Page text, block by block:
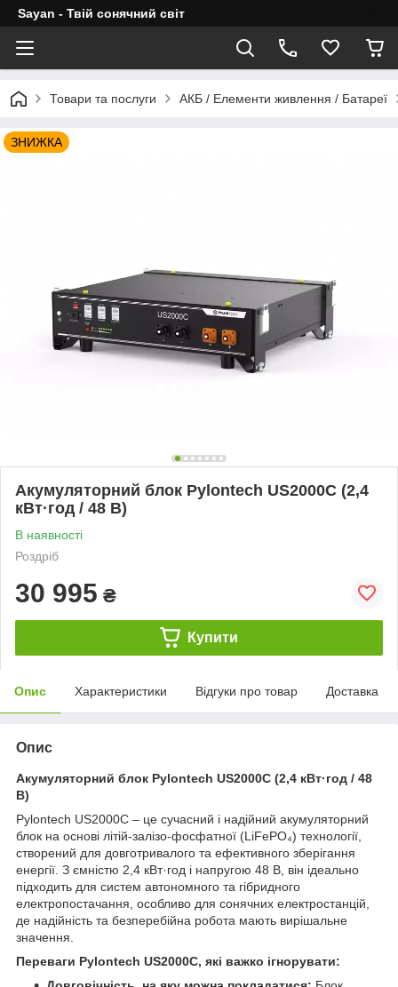
Sayan - Твій сонячний світ
Товари та послуги АКБ / Елементи живлення / Батареї
ЗНИЖКА
Акумуляторний блок Pylontech US2000C (2,4
кВт·год / 48 В)
В наявності
Роздріб
30 995 ₴
Купити
Опис Характеристики Відгуки про товар Доставка
Опис
Акумуляторний блок Pylontech US2000C (2,4 кВт·год / 48
В)
Pylontech US2000C – це сучасний і надійний акумуляторний
блок на основі літій-залізо-фосфатної (LiFePO₄) технології,
створений для довготривалого та ефективного зберігання
енергії. З ємністю 2,4 кВт·год і напругою 48 В, він ідеально
підходить для систем автономного та гібридного
електропостачання, особливо для сонячних електростанцій,
де надійність та безперебійна робота мають вирішальне
значення.
Переваги Pylontech US2000C, які важко ігнорувати: